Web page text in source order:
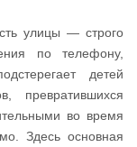
улицы — строго
по телефону,
детей
превратившихся
во время
Здесь основная